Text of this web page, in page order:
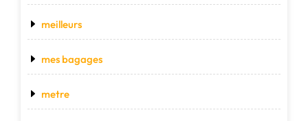
meilleurs
mes bagages
metre